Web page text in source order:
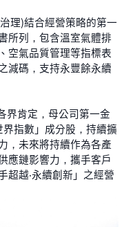
理)結合經營策略的第一
所列，包含溫室氣體排
空氣品質管理等指標表
減碼，支持永豐餘永續
肯定，母公司第一金
指數」成分股，持續擴
，未來將持續作為各產
應鏈影響力，攜手客戶
超越‧永續創新」之經營